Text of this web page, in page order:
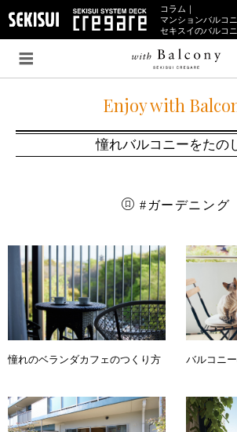
コラム｜
マンションバルコ
セキスイのバルコ
Enjoy with
憧れバルコニーをたの
#ガーデニング
憧れのベランダカフェのつくり方 バルコニ